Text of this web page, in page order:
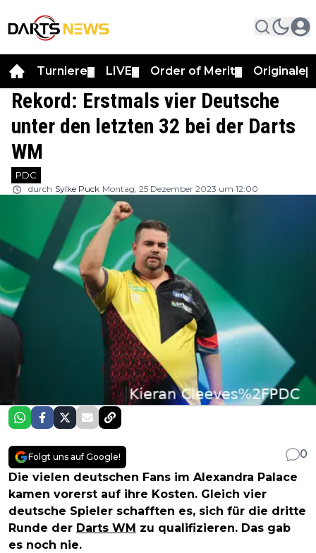
Turniere LIVE Order of Merit Originale
Rekord: Erstmals vier Deutsche
unter den letzten 32 bei der Darts
WM
PDC
durch Sylke Puck Montag, 25 Dezember 2023 um 12:00
Folgt uns auf Google!
0
Die vielen deutschen Fans im Alexandra Palace
kamen vorerst auf ihre Kosten. Gleich vier
deutsche Spieler schafften es, sich für die dritte
Runde der Darts WM zu qualifizieren. Das gab
es noch nie.